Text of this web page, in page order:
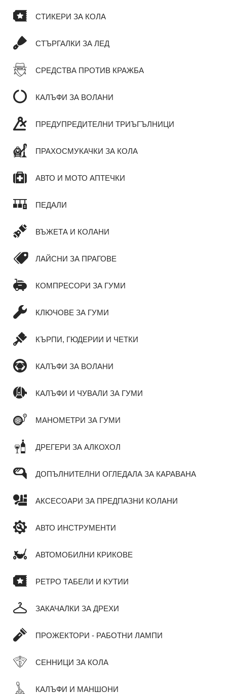
СТИКЕРИ ЗА КОЛА
СТЪРГАЛКИ ЗА ЛЕД
СРЕДСТВА ПРОТИВ КРАЖБА
КАЛЪФИ ЗА ВОЛАНИ
ПРЕДУПРЕДИТЕЛНИ ТРИЪГЪЛНИЦИ
ПРАХОСМУКАЧКИ ЗА КОЛА
АВТО И МОТО АПТЕЧКИ
ПЕДАЛИ
ВЪЖЕТА И КОЛАНИ
ЛАЙСНИ ЗА ПРАГОВЕ
КОМПРЕСОРИ ЗА ГУМИ
КЛЮЧОВЕ ЗА ГУМИ
КЪРПИ, ГЮДЕРИИ И ЧЕТКИ
КАЛЪФИ ЗА ВОЛАНИ
КАЛЪФИ И ЧУВАЛИ ЗА ГУМИ
МАНОМЕТРИ ЗА ГУМИ
ДРЕГЕРИ ЗА АЛКОХОЛ
ДОПЪЛНИТЕЛНИ ОГЛЕДАЛА ЗА КАРАВАНА
АКСЕСОАРИ ЗА ПРЕДПАЗНИ КОЛАНИ
АВТО ИНСТРУМЕНТИ
АВТОМОБИЛНИ КРИКОВЕ
РЕТРО ТАБЕЛИ И КУТИИ
ЗАКАЧАЛКИ ЗА ДРЕХИ
ПРОЖЕКТОРИ - РАБОТНИ ЛАМПИ
СЕННИЦИ ЗА КОЛА
КАЛЪФИ И МАНШОНИ